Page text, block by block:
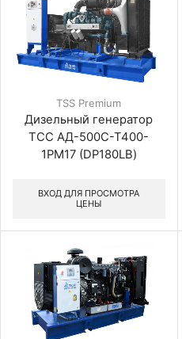
TSS Premium
Дизельный генератор
ТСС АД-500С-Т400-
1РМ17 (DP180LB)
ВХОД ДЛЯ ПРОСМОТРА
ЦЕНЫ